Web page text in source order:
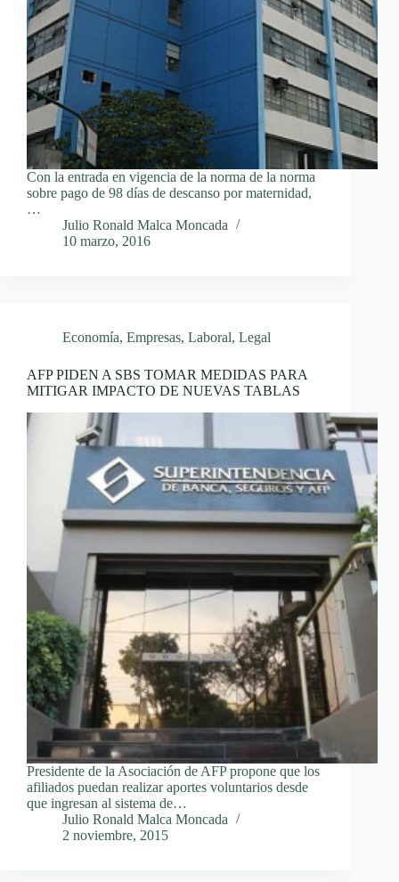
Con la entrada en vigencia de la norma de la norma
sobre pago de 98 días de descanso por maternidad,
…
Julio Ronald Malca Moncada
10 marzo, 2016
Economía, Empresas, Laboral, Legal
AFP PIDEN A SBS TOMAR MEDIDAS PARA
MITIGAR IMPACTO DE NUEVAS TABLAS
Presidente de la Asociación de AFP propone que los
afiliados puedan realizar aportes voluntarios desde
que ingresan al sistema de…
Julio Ronald Malca Moncada
2 noviembre, 2015